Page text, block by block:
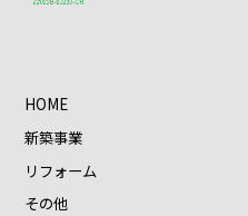
HOME
新築事業
リフォーム
その他